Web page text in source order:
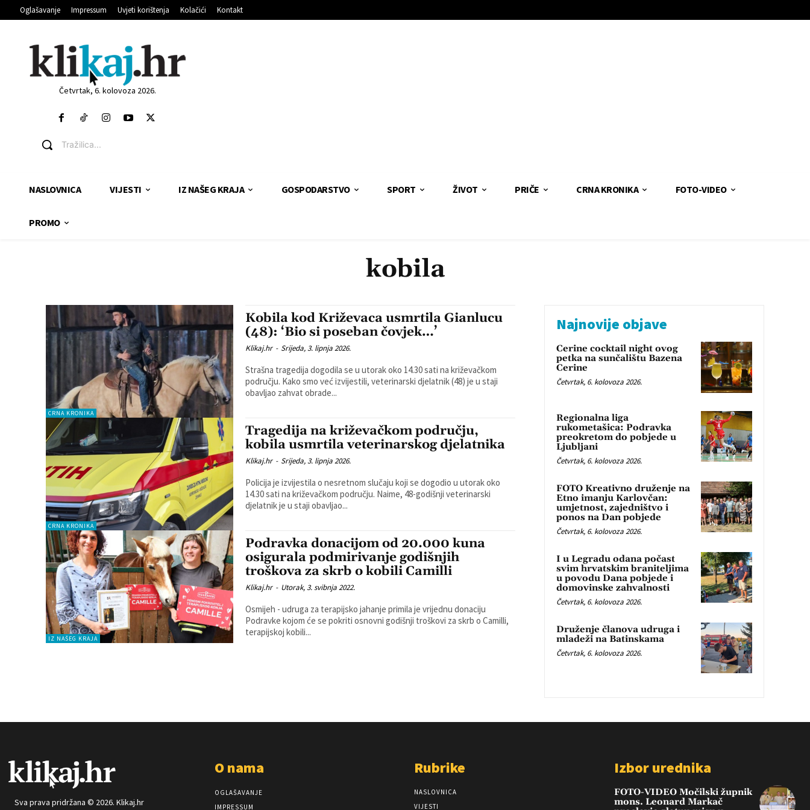
Oglašavanje Impressum Uvjeti korištenja Kolačići Kontakt
Četvrtak, 6. kolovoza 2026.
Tražilica...
NASLOVNICA VIJESTI IZ NAŠEG KRAJA GOSPODARSTVO SPORT ŽIVOT PRIČE CRNA KRONIKA FOTO-VIDEO
PROMO
kobila
CRNA KRONIKA
Kobila kod Križevaca usmrtila Gianlucu
(48): ‘Bio si poseban čovjek…’
Klikaj.hr - Srijeda, 3. lipnja 2026.
Strašna tragedija dogodila se u utorak oko 14.30 sati na križevačkom
području. Kako smo već izvijestili, veterinarski djelatnik (48) je u staji
obavljao zahvat obrade...
CRNA KRONIKA
Tragedija na križevačkom području,
kobila usmrtila veterinarskog djelatnika
Klikaj.hr - Srijeda, 3. lipnja 2026.
Policija je izvijestila o nesretnom slučaju koji se dogodio u utorak oko
14.30 sati na križevačkom području. Naime, 48-godišnji veterinarski
djelatnik je u staji obavljao...
IZ NAŠEG KRAJA
Podravka donacijom od 20.000 kuna
osigurala podmirivanje godišnjih
troškova za skrb o kobili Camilli
Klikaj.hr - Utorak, 3. svibnja 2022.
Osmijeh - udruga za terapijsko jahanje primila je vrijednu donaciju
Podravke kojom će se pokriti osnovni godišnji troškovi za skrb o Camilli,
terapijskoj kobili...
Najnovije objave
Cerine cocktail night ovog
petka na sunčalištu Bazena
Cerine
Četvrtak, 6. kolovoza 2026.
Regionalna liga
rukometašica: Podravka
preokretom do pobjede u
Ljubljani
Četvrtak, 6. kolovoza 2026.
FOTO Kreativno druženje na
Etno imanju Karlovčan:
umjetnost, zajedništvo i
ponos na Dan pobjede
Četvrtak, 6. kolovoza 2026.
I u Legradu odana počast
svim hrvatskim braniteljima
u povodu Dana pobjede i
domovinske zahvalnosti
Četvrtak, 6. kolovoza 2026.
Druženje članova udruga i
mladeži na Batinskama
Četvrtak, 6. kolovoza 2026.
Sva prava pridržana © 2026. Klikaj.hr
O nama
OGLAŠAVANJE
IMPRESSUM
Rubrike
NASLOVNICA
VIJESTI
Izbor urednika
FOTO-VIDEO Močilski župnik
mons. Leonard Markač